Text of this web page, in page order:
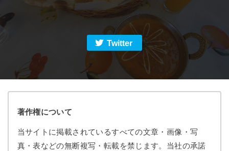
Twitter
著作権について
当サイトに掲載されているすべての文章・画像・写
真・表などの無断複写・転載を禁じます。当社の承諾